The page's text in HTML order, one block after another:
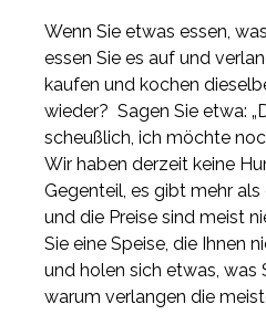
Wenn Sie etwas essen,
essen Sie es auf und
kaufen und kochen
wieder? Sagen Sie etwa:
scheußlich, ich möchte
Wir haben derzeit keine
Gegenteil, es gibt mehr
und die Preise sind meist
Sie eine Speise, die Ihnen
und holen sich etwas, was
warum verlangen die